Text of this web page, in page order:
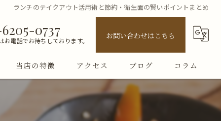
ランチのテイクアウト活用術と節約・衛生面の賢いポイントまとめ
0737
電話でお待ちしております。
お問い合わせはこちら
当店の特徴
ランチ
アクセス ブログ コラム